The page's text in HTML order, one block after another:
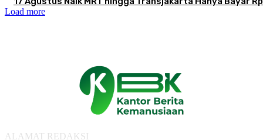
Load more
ALAMAT REDAKSI